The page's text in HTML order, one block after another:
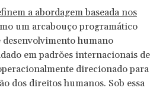
a abordagem baseada nos
um arcabouço programático
desenvolvimento humano
em padrões internacionais de
direcionado para
dos direitos humanos. Sob essa